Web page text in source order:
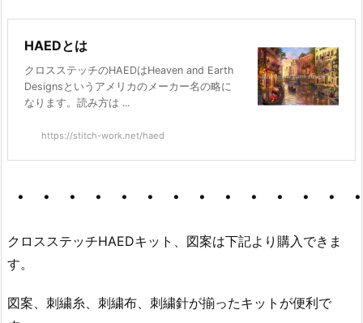
HAEDとは
クロスステッチのHAEDはHeaven and Earth
Designsというアメリカのメーカー名の略に
なります。読み方は ...
https://stitch-work.net/haed
・・・・・・・・・・・・・
クロスステッチHAEDキット、図案は下記より購入できま
す。
図案、刺繍糸、刺繍布、刺繍針が揃ったキットが便利で